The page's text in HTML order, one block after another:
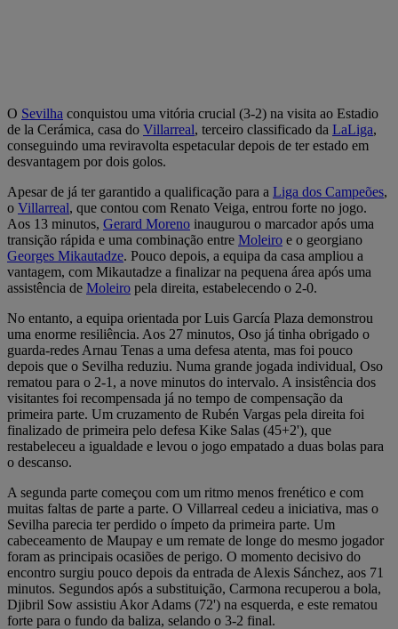
O Sevilha conquistou uma vitória crucial (3-2) na visita ao Estadio
de la Cerámica, casa do Villarreal, terceiro classificado da LaLiga,
conseguindo uma reviravolta espetacular depois de ter estado em
desvantagem por dois golos.
Apesar de já ter garantido a qualificação para a Liga dos Campeões,
o Villarreal, que contou com Renato Veiga, entrou forte no jogo.
Aos 13 minutos, Gerard Moreno inaugurou o marcador após uma
transição rápida e uma combinação entre Moleiro e o georgiano
Georges Mikautadze. Pouco depois, a equipa da casa ampliou a
vantagem, com Mikautadze a finalizar na pequena área após uma
assistência de Moleiro pela direita, estabelecendo o 2-0.
No entanto, a equipa orientada por Luis García Plaza demonstrou
uma enorme resiliência. Aos 27 minutos, Oso já tinha obrigado o
guarda-redes Arnau Tenas a uma defesa atenta, mas foi pouco
depois que o Sevilha reduziu. Numa grande jogada individual, Oso
rematou para o 2-1, a nove minutos do intervalo. A insistência dos
visitantes foi recompensada já no tempo de compensação da
primeira parte. Um cruzamento de Rubén Vargas pela direita foi
finalizado de primeira pelo defesa Kike Salas (45+2'), que
restabeleceu a igualdade e levou o jogo empatado a duas bolas para
o descanso.
A segunda parte começou com um ritmo menos frenético e com
muitas faltas de parte a parte. O Villarreal cedeu a iniciativa, mas o
Sevilha parecia ter perdido o ímpeto da primeira parte. Um
cabeceamento de Maupay e um remate de longe do mesmo jogador
foram as principais ocasiões de perigo. O momento decisivo do
encontro surgiu pouco depois da entrada de Alexis Sánchez, aos 71
minutos. Segundos após a substituição, Carmona recuperou a bola,
Djibril Sow assistiu Akor Adams (72') na esquerda, e este rematou
forte para o fundo da baliza, selando o 3-2 final.